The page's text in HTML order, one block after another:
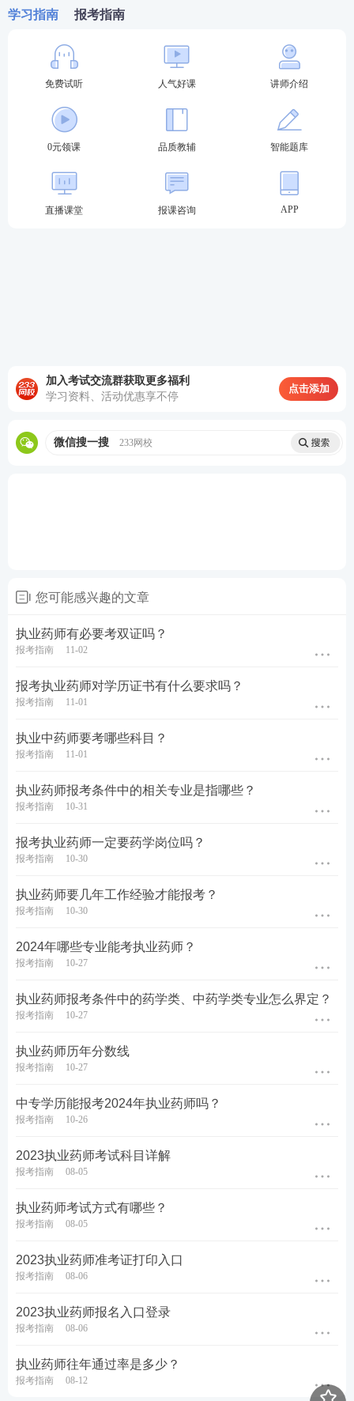
告。考生可在当地的中等职业教育学历认证机构进行
查询。
2.学位证明
毕业证书与学士学位证书
3.相关专业工作年限证明
证明即可。而且各地对没毕业之前的工作经历要求不
年限，建议考生仔细阅读当地报名审核要求或者电话
证书及复印件。
5.近期一寸照片
新注册的考生采用近期彩色标准1寸半身免冠正面证件
照(尺寸25mm×35mm,像素295px×413px)，该照片将
用于准考证、考场座次表、证书、证书查询认证系
统，请上传照片时慎重选用。
扫码免费处理报名照片，一键搞定照片审核
答！扫码添加学霸君为好友加入执业药师备考群，在
试，心动了吗？快扫码进群↓↓↓
执业药师课程推荐
学习指南 报考指南
免费试听 人气好课 讲师介绍
0元领课 品质教辅 智能题库
直播课堂 报课咨询 APP
加入考试交流群获取更多福利
学习资料、活动优惠享不停
点击添加
微信搜一搜 233网校
您可能感兴趣的文章
执业药师有必要考双证吗？
报考指南 11-02
报考执业药师对学历证书有什么要求吗？
报考指南 11-01
执业中药师要考哪些科目？
报考指南 11-01
执业药师报考条件中的相关专业是指哪些？
报考指南 10-31
报考执业药师一定要药学岗位吗？
报考指南 10-30
执业药师要几年工作经验才能报考？
报考指南 10-30
2024年哪些专业能考执业药师？
报考指南 10-27
执业药师报考条件中的药学类、中药学类专业怎么界定？
报考指南 10-27
执业药师历年分数线
报考指南 10-27
中专学历能报考2024年执业药师吗？
报考指南 10-26
2023执业药师考试科目详解
报考指南 08-05
执业药师考试方式有哪些？
报考指南 08-05
2023执业药师准考证打印入口
报考指南 08-06
2023执业药师报名入口登录
报考指南 08-06
执业药师往年通过率是多少？
报考指南 08-12